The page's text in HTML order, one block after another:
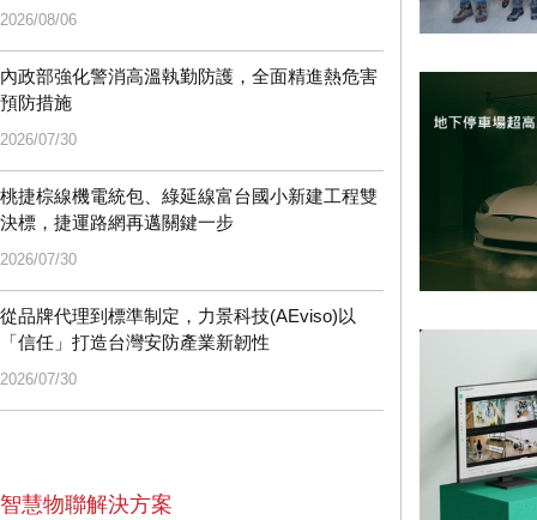
2026/08/06
內政部強化警消高溫執勤防護，全面精進熱危害
預防措施
2026/07/30
桃捷棕線機電統包、綠延線富台國小新建工程雙
決標，捷運路網再邁關鍵一步
2026/07/30
從品牌代理到標準制定，力景科技(AEviso)以
「信任」打造台灣安防產業新韌性
2026/07/30
智慧物聯解決方案